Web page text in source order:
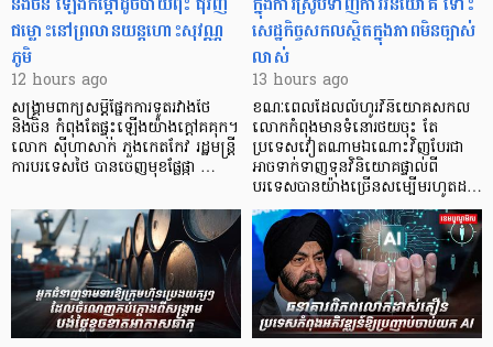
ជម្លោះនៅព្រលានយន្តហោះសុវណ្ណ
ភូមិ
12 hours ago
សង្គ្រាមពាក្យសម្តីផ្នែកការទូតរវាងថៃ
និងចិន កំពុងតែផ្ទុះឡើងយ៉ាងក្តៅគគុក។
លោក ស៊ីហាសាក់ ភួងកេតកែវ រដ្ឋមន្ត្រី
ការបរទេសថៃ បានចេញមុខផ្លែផ្កា …
សេដ្ឋកិច្ចសកលស្ថិតក្នុងភាពមិនច្បាស់
លាស់
13 hours ago
ខណៈពេលដែលលំហូរវិនិយោគសកល
លោកកំពុងមានទំនោរថយចុះ តែ
ប្រទេសវៀតណាមឯណោះវិញបែរជា
អាចទាក់ទាញទុនវិនិយោគផ្ទាល់ពី
បរទេសបានយ៉ាងច្រើនសម្បើមរហូតដ…